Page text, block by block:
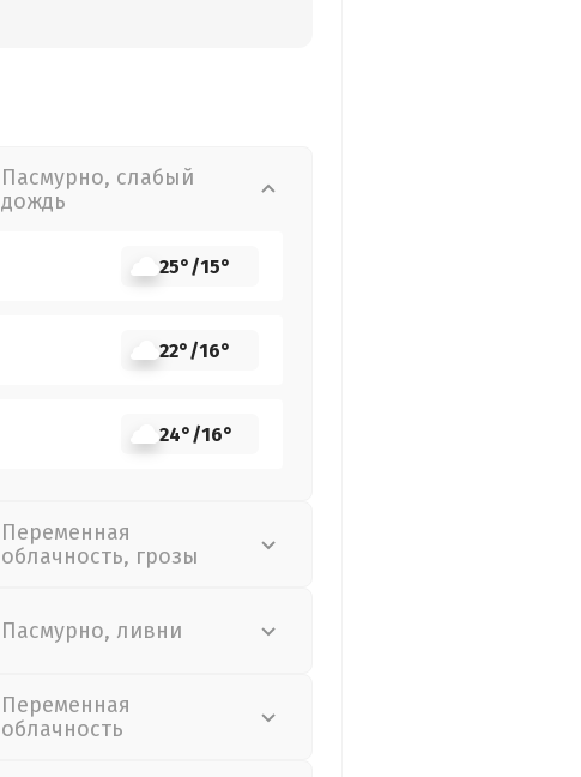
Пасмурно, слабый
дождь
25°/15°
22°/16°
24°/16°
Переменная
облачность, грозы
Пасмурно, ливни
Переменная
облачность